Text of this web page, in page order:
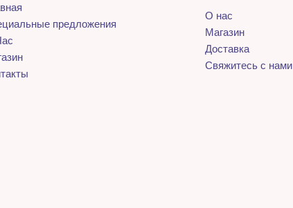
предложения
О нас
Магазин
Доставка
Свяжитесь с нами